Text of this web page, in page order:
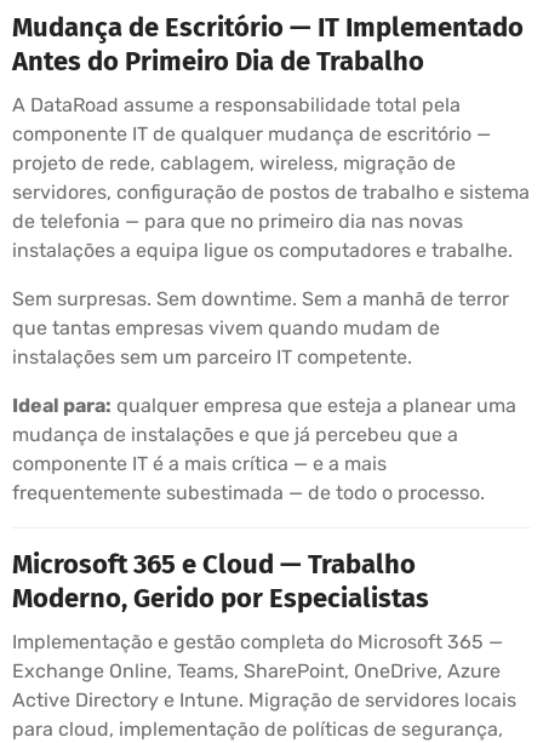
Mudança de Escritório — IT Implementado
Antes do Primeiro Dia de Trabalho
A DataRoad assume a responsabilidade total pela
componente IT de qualquer mudança de escritório —
projeto de rede, cablagem, wireless, migração de
servidores, configuração de postos de trabalho e sistema
de telefonia — para que no primeiro dia nas novas
instalações a equipa ligue os computadores e trabalhe.
Sem surpresas. Sem downtime. Sem a manhã de terror
que tantas empresas vivem quando mudam de
instalações sem um parceiro IT competente.
Ideal para: qualquer empresa que esteja a planear uma
mudança de instalações e que já percebeu que a
componente IT é a mais crítica — e a mais
frequentemente subestimada — de todo o processo.
Microsoft 365 e Cloud — Trabalho
Moderno, Gerido por Especialistas
Implementação e gestão completa do Microsoft 365 —
Exchange Online, Teams, SharePoint, OneDrive, Azure
Active Directory e Intune. Migração de servidores locais
para cloud, implementação de políticas de segurança,